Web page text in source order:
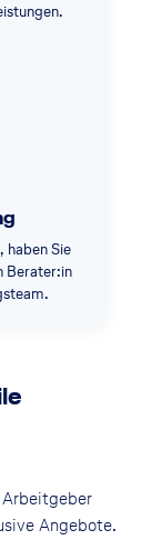
haben Sie
Berater:in
Angebote.